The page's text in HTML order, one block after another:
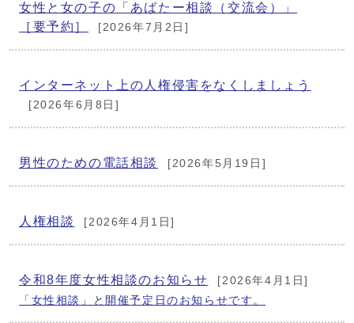
女性と女の子の「あばたー相談（交流会）」
［要予約］
[2026年7月2日]
インターネット上の人権侵害をなくしましょう
[2026年6月8日]
男性のための電話相談 [2026年5月19日]
人権相談 [2026年4月1日]
令和8年度女性相談のお知らせ
[2026年4月1日]
「女性相談」と開催予定日のお知らせです。